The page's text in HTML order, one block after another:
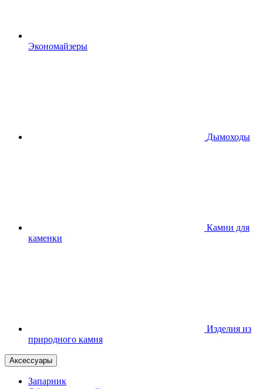
Экономайзеры
Дымоходы
Камни для
каменки
Изделия из
природного камня
Аксессуары
Запарник